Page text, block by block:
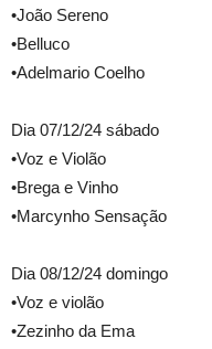
•João Sereno
•Belluco
•Adelmario Coelho
Dia 07/12/24 sábado
•Voz e Violão
•Brega e Vinho
•Marcynho Sensação
Dia 08/12/24 domingo
•Voz e violão
•Zezinho da Ema